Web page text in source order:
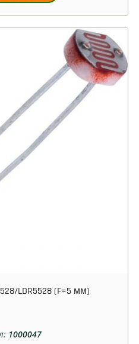
LDR5528 (F=5 мм)
1000047